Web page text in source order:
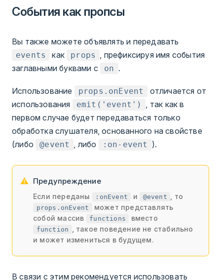
События как пропсы
Вы также можете объявлять и передавать
events как props
, префиксируя имя события
заглавными буквами с
on .
Использование props.onEvent
отличается от
использования
emit('event')
, так как в
первом случае будет передаваться только
обработка слушателя, основанного на свойстве
(либо
@event , либо :on-event ).
Предупреждение
Если переданы :onEvent и @event , то
props.onEvent
может представлять
собой массив
functions вместо
function
, такое поведение не стабильно
и может измениться в будущем.
В связи с этим рекомендуется использовать